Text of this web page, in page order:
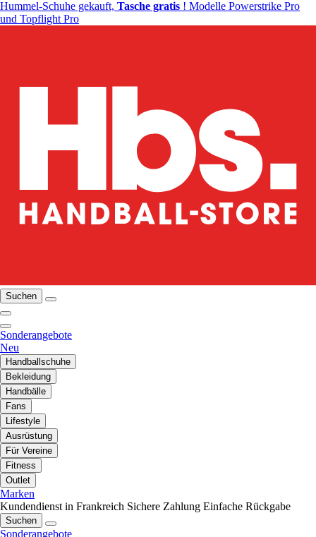
Hummel-Schuhe gekauft, Tasche gratis ! Modelle Powerstrike Pro
und Topflight Pro
Suchen
Sonderangebote
Neu
Handballschuhe
Bekleidung
Handbälle
Fans
Lifestyle
Ausrüstung
Für Vereine
Fitness
Outlet
Marken
Kundendienst in Frankreich Sichere Zahlung Einfache Rückgabe
Suchen
Sonderangebote